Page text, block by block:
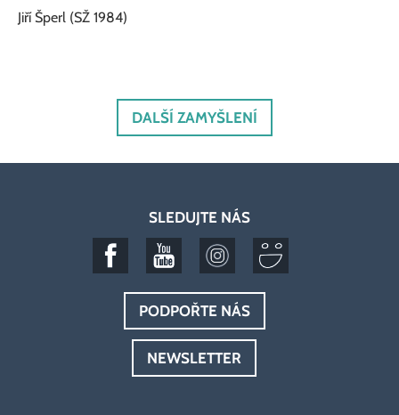
Jiří Šperl (SŽ 1984)
DALŠÍ ZAMYŠLENÍ
SLEDUJTE NÁS
PODPOŘTE NÁS
NEWSLETTER